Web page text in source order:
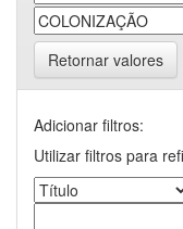
Retornar valores
Adicionar filtros:
Utilizar filtros para